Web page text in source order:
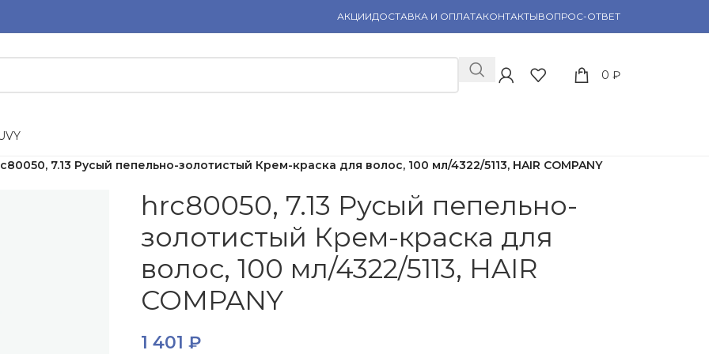
АКЦИИДОСТАВКА И ОПЛАТАКОНТАКТЫВОПРОС-ОТВЕТ
0 ₽
VY
7.13 Русый пепельно-золотистый Крем-краска для волос, 100 мл/4322/5113, HAIR COMPANY
hrc80050, 7.13 Русый пепельно-
золотистый Крем-краска для
волос, 100 мл/4322/5113, HAIR
COMPANY
1 401 ₽